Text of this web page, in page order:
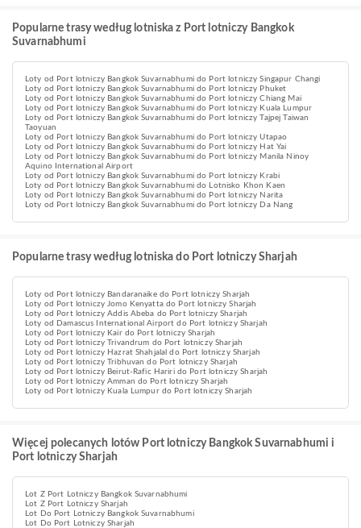
Popularne trasy według lotniska z Port lotniczy Bangkok
Suvarnabhumi
Loty od Port lotniczy Bangkok Suvarnabhumi do Port lotniczy Singapur Changi
Loty od Port lotniczy Bangkok Suvarnabhumi do Port lotniczy Phuket
Loty od Port lotniczy Bangkok Suvarnabhumi do Port lotniczy Chiang Mai
Loty od Port lotniczy Bangkok Suvarnabhumi do Port lotniczy Kuala Lumpur
Loty od Port lotniczy Bangkok Suvarnabhumi do Port lotniczy Tajpej Taiwan
Taoyuan
Loty od Port lotniczy Bangkok Suvarnabhumi do Port lotniczy Utapao
Loty od Port lotniczy Bangkok Suvarnabhumi do Port lotniczy Hat Yai
Loty od Port lotniczy Bangkok Suvarnabhumi do Port lotniczy Manila Ninoy
Aquino International Airport
Loty od Port lotniczy Bangkok Suvarnabhumi do Port lotniczy Krabi
Loty od Port lotniczy Bangkok Suvarnabhumi do Lotnisko Khon Kaen
Loty od Port lotniczy Bangkok Suvarnabhumi do Port lotniczy Narita
Loty od Port lotniczy Bangkok Suvarnabhumi do Port lotniczy Da Nang
Popularne trasy według lotniska do Port lotniczy Sharjah
Loty od Port lotniczy Bandaranaike do Port lotniczy Sharjah
Loty od Port lotniczy Jomo Kenyatta do Port lotniczy Sharjah
Loty od Port lotniczy Addis Abeba do Port lotniczy Sharjah
Loty od Damascus International Airport do Port lotniczy Sharjah
Loty od Port lotniczy Kair do Port lotniczy Sharjah
Loty od Port lotniczy Trivandrum do Port lotniczy Sharjah
Loty od Port lotniczy Hazrat Shahjalal do Port lotniczy Sharjah
Loty od Port lotniczy Tribhuvan do Port lotniczy Sharjah
Loty od Port lotniczy Beirut-Rafic Hariri do Port lotniczy Sharjah
Loty od Port lotniczy Amman do Port lotniczy Sharjah
Loty od Port lotniczy Kuala Lumpur do Port lotniczy Sharjah
Więcej polecanych lotów Port lotniczy Bangkok Suvarnabhumi i
Port lotniczy Sharjah
Lot Z Port Lotniczy Bangkok Suvarnabhumi
Lot Z Port Lotniczy Sharjah
Lot Do Port Lotniczy Bangkok Suvarnabhumi
Lot Do Port Lotniczy Sharjah